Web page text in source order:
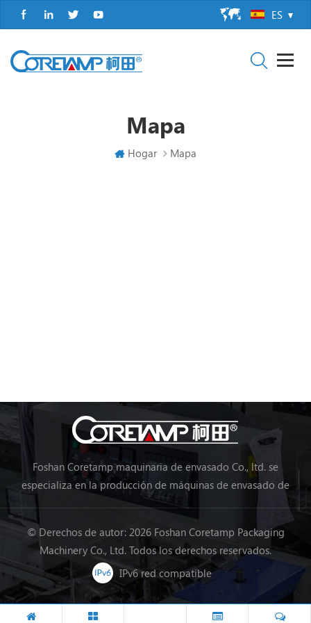
ES
Mapa
Hogar Mapa
Foshan Coretamp maquinaria de envasado Co., ltd. se
especializa en la producción de máquinas de envasado de
almohadas, máquinas de envasado vertical, máquinas de
envasado en línea de procesamiento de alimentos, máquinas
de envasado de verduras, máquinas de embalaje, etc.
© Derechos de autor: 2026 Foshan Coretamp Packaging
Machinery Co., Ltd. Todos los derechos reservados.
IPv6 red compatible